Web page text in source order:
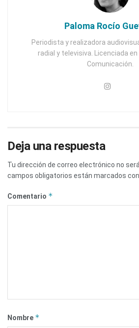
Paloma Rocío
Periodista y realizadora
radial y televisiva. Licenciada en
Comunicación.
Deja una respuesta
Tu dirección de correo electrónico no
campos obligatorios están marcados con
Comentario *
Nombre *